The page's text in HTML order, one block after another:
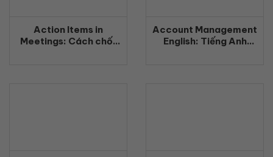
Action Items in
Meetings: Cách chốt
Account Management
English: Tiếng Anh